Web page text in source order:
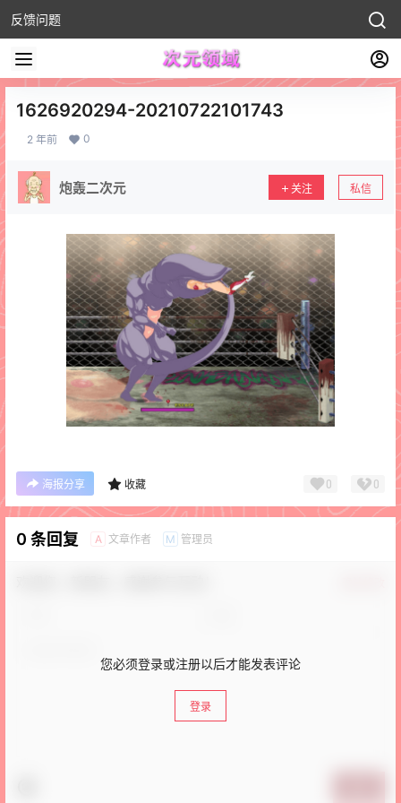
反馈问题
1626920294-20210722101743
2 年前 0
炮轰二次元 关注 私信
海报分享 收藏 0 0
0 条回复 A 文章作者 M 管理员
您必须登录或注册以后才能发表评论
登录